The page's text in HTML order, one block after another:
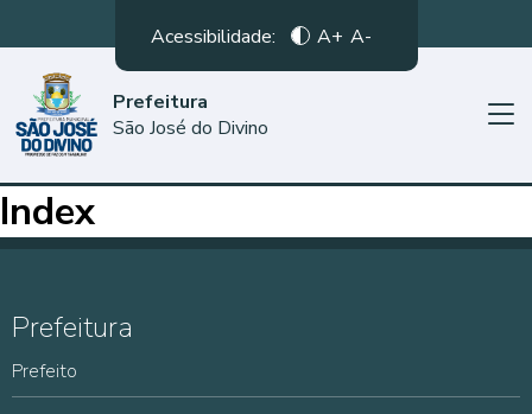
Acessibilidade: A+ A-
Prefeitura
São José do Divino
Index
Prefeitura
Prefeito